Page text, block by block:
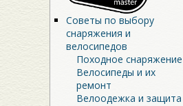
Советы по выбору
снаряжения и
велосипедов
Походное снаряжение
Велосипеды и их
ремонт
Велоодежка и защита